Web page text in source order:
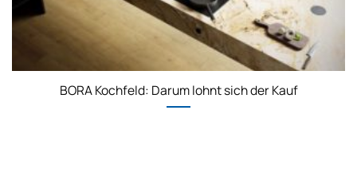
BORA Kochfeld: Darum lohnt sich der Kauf